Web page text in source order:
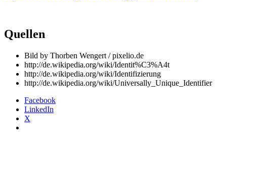
Quellen
Bild by Thorben Wengert / pixelio.de
http://de.wikipedia.org/wiki/Identit%C3%A4t
http://de.wikipedia.org/wiki/Identifizierung
http://de.wikipedia.org/wiki/Universally_Unique_Identifier
Facebook
LinkedIn
X